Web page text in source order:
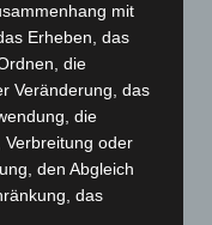
Barbara-
ihre Werke im
Isernhagen
startet
West und
mit
Erheben, das
die
Veränderung, das
die
oder
den Abgleich
das